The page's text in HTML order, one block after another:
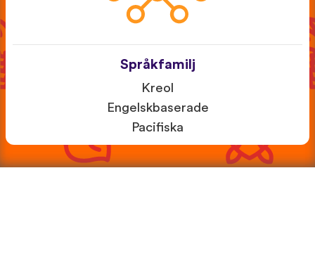
Språkfamilj
Kreol
Engelskbaserade
Pacifiska